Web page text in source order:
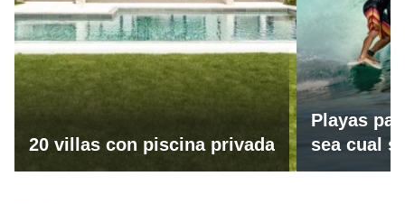
20 villas con piscina privada
Playas
sea cual